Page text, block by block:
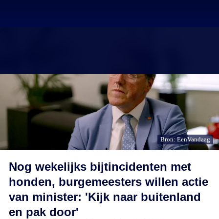
Bron: EenVandaag
Nog wekelijks bijtincidenten met
honden, burgemeesters willen actie
van minister: 'Kijk naar buitenland
en pak door'